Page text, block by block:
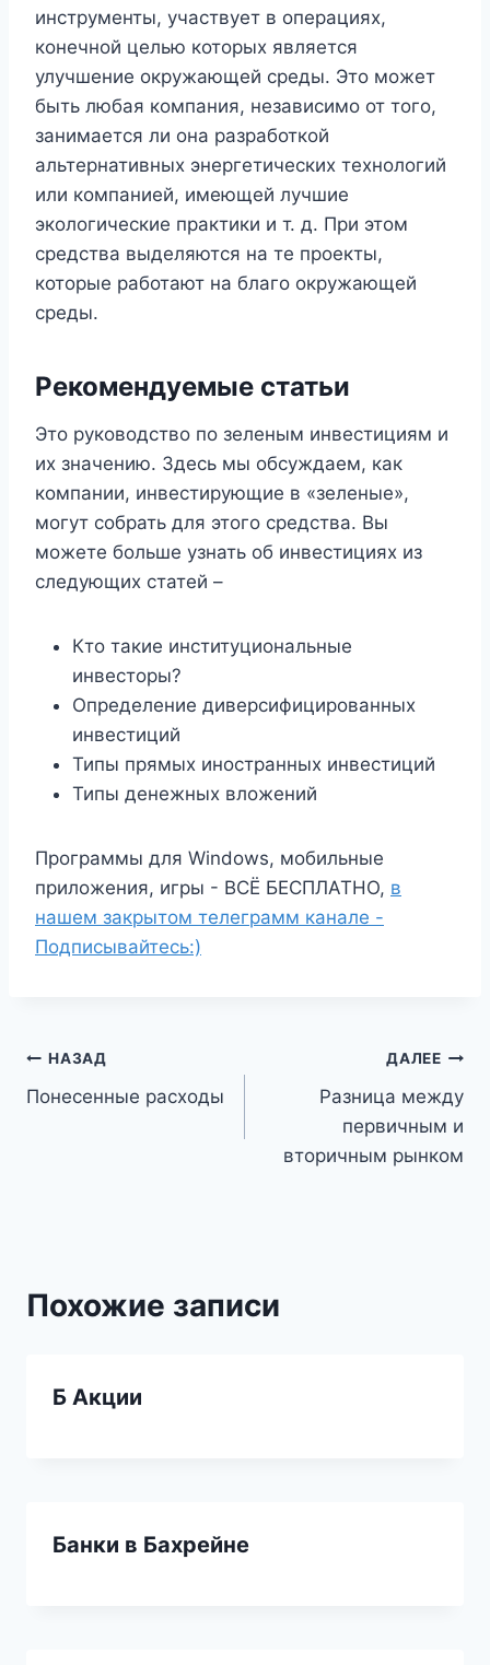
инструменты, участвует в операциях,
конечной целью которых является
улучшение окружающей среды. Это может
быть любая компания, независимо от того,
занимается ли она разработкой
альтернативных энергетических технологий
или компанией, имеющей лучшие
экологические практики и т. д. При этом
средства выделяются на те проекты,
которые работают на благо окружающей
среды.
Рекомендуемые статьи
Это руководство по зеленым инвестициям и
их значению. Здесь мы обсуждаем, как
компании, инвестирующие в «зеленые»,
могут собрать для этого средства. Вы
можете больше узнать об инвестициях из
следующих статей –
Кто такие институциональные
инвесторы?
Определение диверсифицированных
инвестиций
Типы прямых иностранных инвестиций
Типы денежных вложений
Программы для Windows, мобильные
приложения, игры - ВСЁ БЕСПЛАТНО, в
нашем закрытом телеграмм канале -
Подписывайтесь:)
Навигация
по
НАЗАД
Понесенные расходы
ДАЛЕЕ
Разница между
первичным и
вторичным рынком
Похожие записи
Б Акции
Банки в Бахрейне